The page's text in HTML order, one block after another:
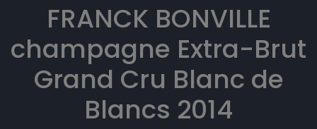
FRANCK BONVILLE
champagne Extra-Brut
Grand Cru Blanc de
Blancs 2014